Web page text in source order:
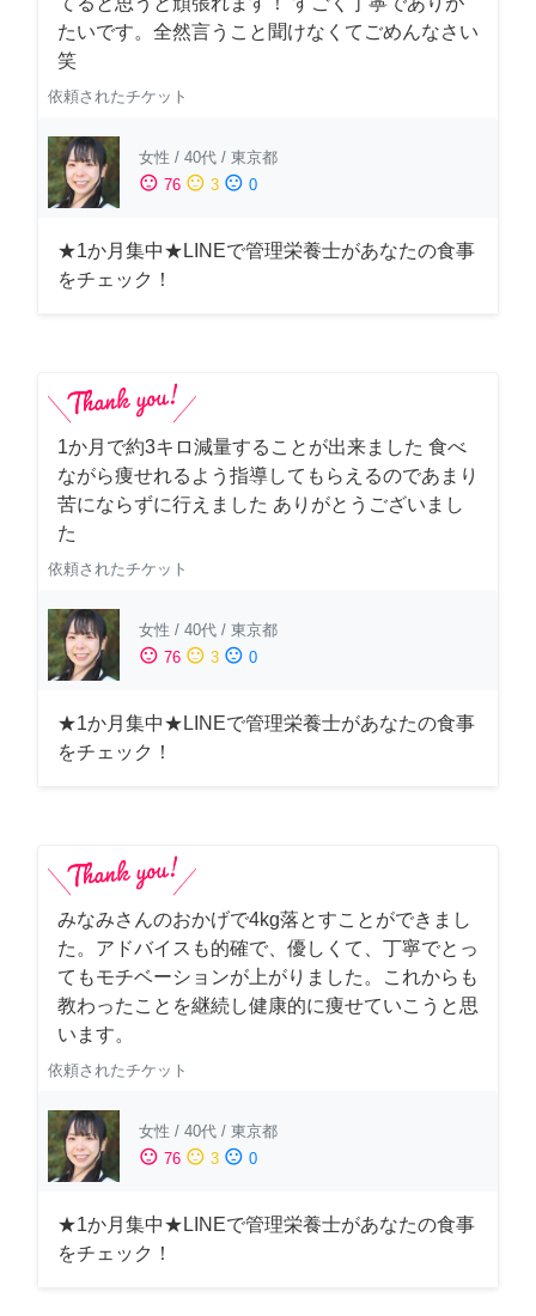
たいです。全然言うこと聞けなくてごめんなさい
笑
依頼されたチケット
女性 / 40代 / 東京都
sentiment_satisfied 76 sentiment_neutral 3 sentiment_dissatisfied 0
★1か月集中★LINEで管理栄養士があなたの食事
をチェック！
1か月で約3キロ減量することが出来ました 食べ
ながら痩せれるよう指導してもらえるのであまり
苦にならずに行えました ありがとうございまし
た
依頼されたチケット
女性 / 40代 / 東京都
sentiment_satisfied 76 sentiment_neutral 3 sentiment_dissatisfied 0
★1か月集中★LINEで管理栄養士があなたの食事
をチェック！
みなみさんのおかげで4kg落とすことができまし
た。アドバイスも的確で、優しくて、丁寧でとっ
てもモチベーションが上がりました。これからも
教わったことを継続し健康的に痩せていこうと思
います。
依頼されたチケット
女性 / 40代 / 東京都
sentiment_satisfied 76 sentiment_neutral 3 sentiment_dissatisfied 0
★1か月集中★LINEで管理栄養士があなたの食事
をチェック！